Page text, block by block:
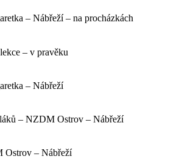
– Nábřeží – na procházkách
– v pravěku
– Nábřeží
– NZDM Ostrov – Nábřeží
– Nábřeží